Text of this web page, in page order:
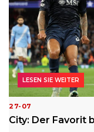
27-07
City: Der Favorit
LESEN SIE WEITER